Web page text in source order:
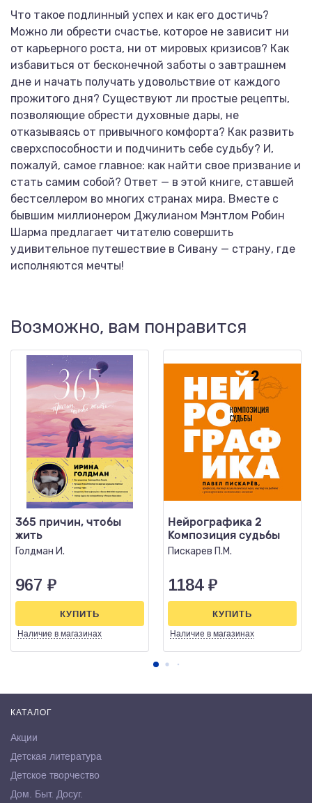
Что такое подлинный успех и как его достичь?
Можно ли обрести счастье, которое не зависит ни
от карьерного роста, ни от мировых кризисов? Как
избавиться от бесконечной заботы о завтрашнем
дне и начать получать удовольствие от каждого
прожитого дня? Существуют ли простые рецепты,
позволяющие обрести духовные дары, не
отказываясь от привычного комфорта? Как развить
сверхспособности и подчинить себе судьбу? И,
пожалуй, самое главное: как найти свое призвание и
стать самим собой? Ответ — в этой книге, ставшей
бестселлером во многих странах мира. Вместе с
бывшим миллионером Джулианом Мэнтлом Робин
Шарма предлагает читателю совершить
удивительное путешествие в Сивану — страну, где
исполняются мечты!
Возможно, вам понравится
365 причин, чтобы
жить
Голдман И.
967 ₽
Наличие в магазинах
КУПИТЬ
Нейрографика 2
Композиция судьбы
Пискарев П.М.
1184 ₽
Наличие в магазинах
КУПИТЬ
КАТАЛОГ
Акции
Детская литература
Детское творчество
Дом. Быт. Досуг.